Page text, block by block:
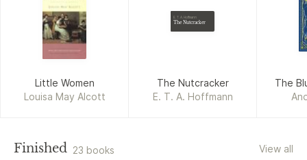
Little Women
Louisa May Alcott
E. T. A. Hoffmann
The Nutcracker
The Nutcracker
E. T. A. Hoffmann
The
Finished 23 books View all